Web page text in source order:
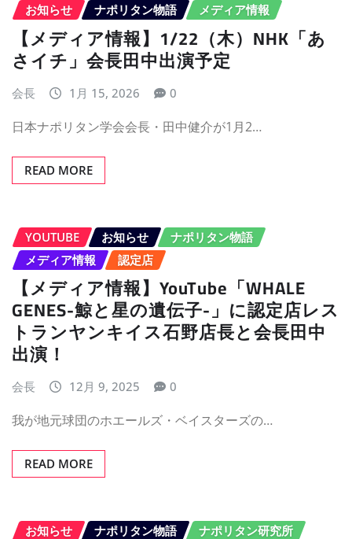
お知らせ ナポリタン物語 メディア情報
【メディア情報】1/22（木）NHK「あ
さイチ」会長田中出演予定
会長 1月 15, 2026 0
日本ナポリタン学会会長・田中健介が1月2…
READ MORE
YOUTUBE お知らせ
ナポリタン物語
メディア情報
認定店
【メディア情報】YouTube「WHALE
GENES-鯨と星の遺伝子-」に認定店レス
トランヤンキイス石野店長と会長田中
出演！
会長 12月 9, 2025 0
我が地元球団のホエールズ・ベイスターズの…
READ MORE
お知らせ ナポリタン物語
ナポリタン研究所